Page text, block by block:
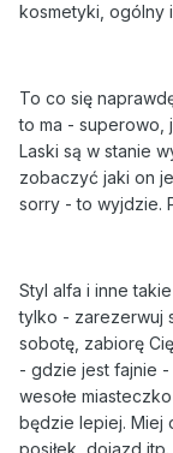
kosmetyki, ogólny
To co się
to ma - superowo,
Laski są w stanie
zobaczyć jaki on
sorry - to wyjdzie.
Styl alfa i inne
tylko - zarezerwuj
sobotę, zabiorę
- gdzie jest fajnie -
wesołe
będzie lepiej. Miej